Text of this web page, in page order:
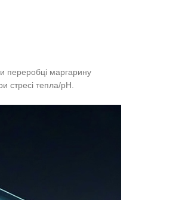
переробці маргарину
стресі тепла/рН.